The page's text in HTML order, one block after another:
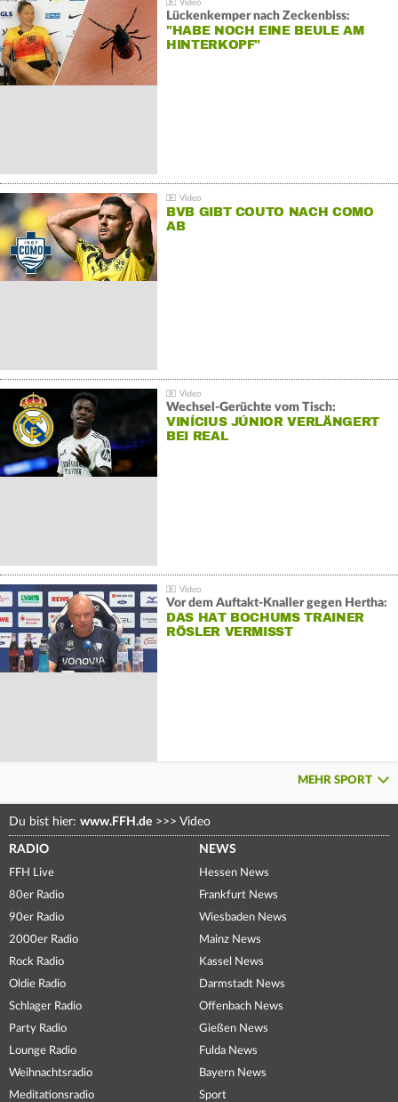
Lückenkemper nach Zeckenbiss:
"HABE NOCH EINE BEULE AM
HINTERKOPF"
BVB GIBT COUTO NACH COMO
AB
Wechsel-Gerüchte vom Tisch:
VINÍCIUS JÚNIOR VERLÄNGERT
BEI REAL
Vor dem Auftakt-Knaller gegen Hertha:
DAS HAT BOCHUMS TRAINER
RÖSLER VERMISST
MEHR SPORT
Du bist hier: www.FFH.de >>> Video
RADIO
FFH Live
80er Radio
90er Radio
2000er Radio
Rock Radio
Oldie Radio
Schlager Radio
Party Radio
Lounge Radio
Weihnachtsradio
Meditationsradio
NEWS
Hessen News
Frankfurt News
Wiesbaden News
Mainz News
Kassel News
Darmstadt News
Offenbach News
Gießen News
Fulda News
Bayern News
Sport